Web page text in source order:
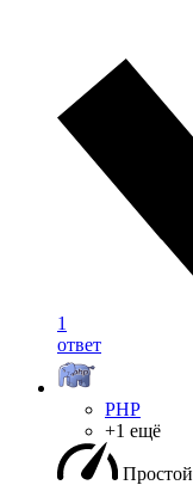
1
ответ
PHP
+1 ещё
Простой